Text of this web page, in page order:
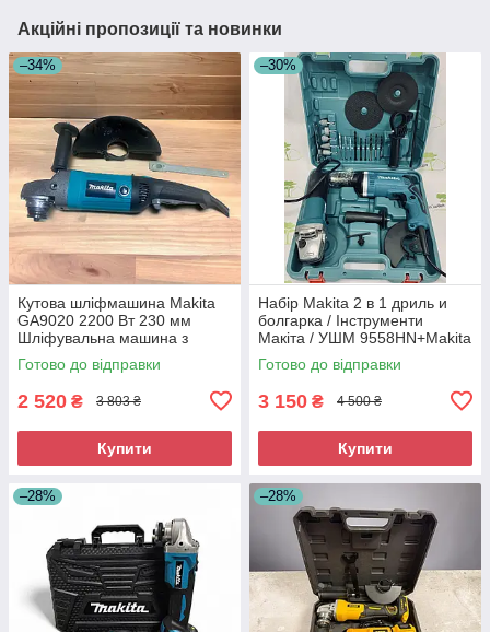
Акційні пропозиції та новинки
–34%
Кутова шліфмашина Makita
GA9020 2200 Вт 230 мм
Шліфувальна машина з
плавним пуском
Готово до відправки
2 520 ₴ 3 803 ₴
Купити
–30%
Набір Makita 2 в 1 дриль и
болгарка / Інструменти
Макіта / УШМ 9558HN+Makita
HP 1630
Готово до відправки
3 150 ₴ 4 500 ₴
Купити
–28% –28%